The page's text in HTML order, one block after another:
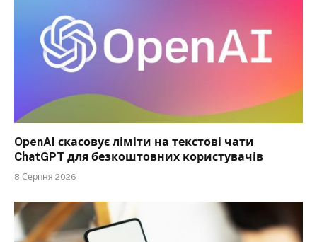
OpenAI скасовує ліміти на текстові чати
ChatGPT для безкоштовних користувачів
8 Серпня 2026